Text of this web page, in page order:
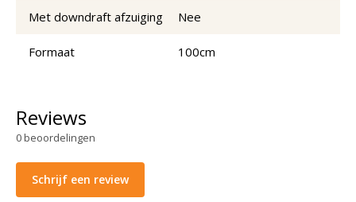
Met downdraft afzuiging Nee
Formaat 100cm
Reviews
0beoordelingen
Schrijf een review